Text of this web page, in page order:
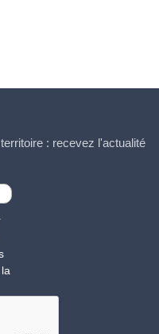
: recevez l'actualité